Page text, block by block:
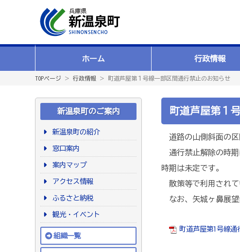
ホーム 行政情報
TOPページ ＞ 行政情報 ＞ 町道芦屋第１号線一部区間通行禁止のお知らせ
新温泉町のご案内
新温泉町の紹介
窓口案内
案内マップ
アクセス情報
ふるさと納税
観光・イベント
組織一覧
町道芦屋第１
道路の山側斜面の区
通行禁止解除の時期
時期は未定です。
散策等で利用されて
なお、矢城ヶ鼻展望
町道芦屋第1号線通